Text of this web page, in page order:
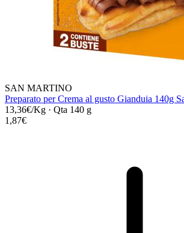
SAN MARTINO
Preparato per Crema al gusto Gianduia 140g
13,36€/Kg · Qta 140 g
1,87€